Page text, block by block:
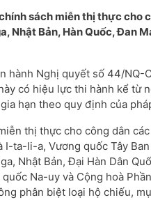
sách miễn thị thực cho
Nhật Bản, Hàn Quốc, Đan
hành Nghị quyết số 44/NQ-
có hiệu lực thi hành kể từ
hạn theo quy định của
thị thực cho công dân
I-ta-li-a, Vương quốc Tây
Nhật Bản, Đại Hàn Dân
Na-uy và Cộng hoà
phân biệt loại hộ chiếu,